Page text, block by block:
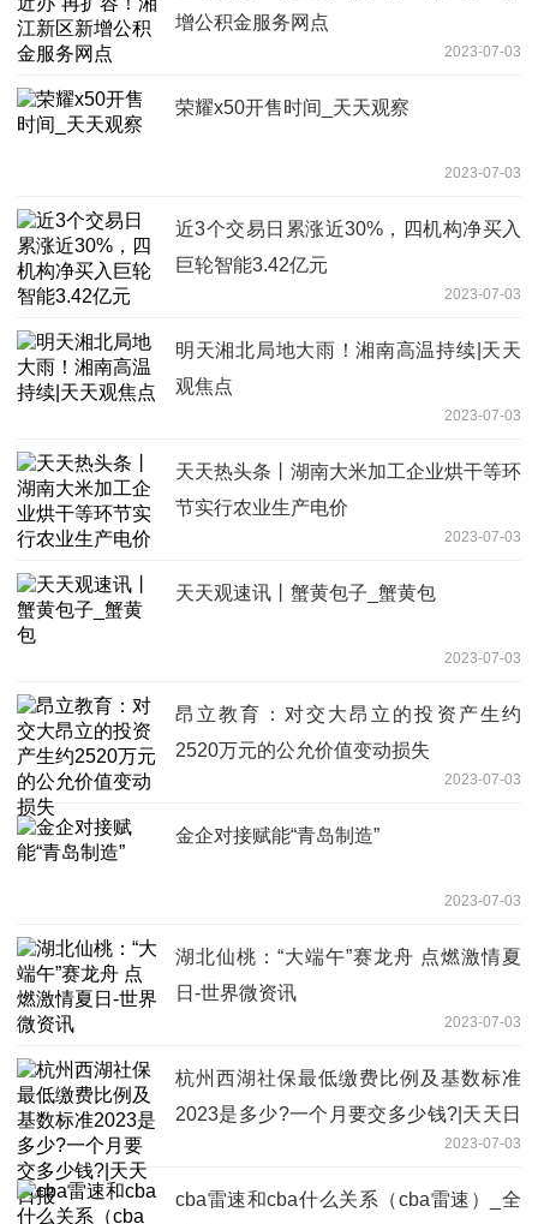
增公积金服务网点
2023-07-03
荣耀x50开售时间_天天观察
2023-07-03
近3个交易日累涨近30%，四机构净买入
巨轮智能3.42亿元
2023-07-03
明天湘北局地大雨！湘南高温持续|天天
观焦点
2023-07-03
天天热头条丨湖南大米加工企业烘干等环
节实行农业生产电价
2023-07-03
天天观速讯丨蟹黄包子_蟹黄包
2023-07-03
昂立教育：对交大昂立的投资产生约
2520万元的公允价值变动损失
2023-07-03
金企对接赋能“青岛制造”
2023-07-03
湖北仙桃：“大端午”赛龙舟 点燃激情夏
日-世界微资讯
2023-07-03
杭州西湖社保最低缴费比例及基数标准
2023是多少?一个月要交多少钱?|天天日
2023-07-03
cba雷速和cba什么关系（cba雷速）_全